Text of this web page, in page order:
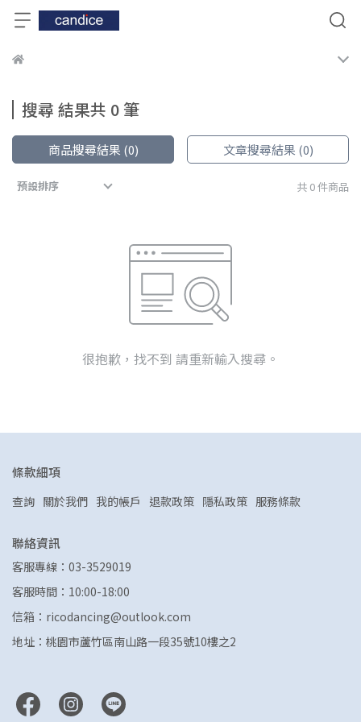
搜尋 結果共 0 筆
商品搜尋結果 (0) 文章搜尋結果 (0)
預設排序 共 0 件商品
很抱歉，找不到 請重新輸入搜尋。
條款細項
查詢 關於我們 我的帳戶 退款政策 隱私政策 服務條款
聯絡資訊
客服專線：03-3529019
客服時間：10:00-18:00
信箱：ricodancing@outlook.com
地址：桃園市蘆竹區南山路一段35號10樓之2